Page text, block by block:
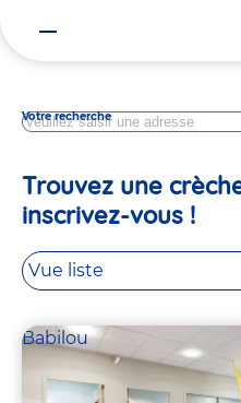
Votre recherche
Trouvez une
inscrivez-vous !
Vue liste
Babilou